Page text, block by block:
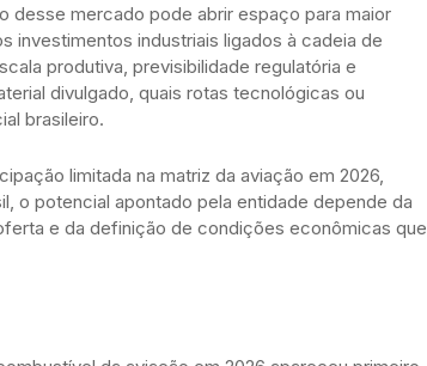
desse mercado pode abrir espaço para maior
investimentos industriais ligados à cadeia de
produtiva, previsibilidade regulatória e
divulgado, quais rotas tecnológicas ou
brasileiro.
limitada na matriz da aviação em 2026,
o potencial apontado pela entidade depende da
e da definição de condições econômicas que